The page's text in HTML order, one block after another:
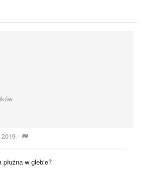
·
w glebie?